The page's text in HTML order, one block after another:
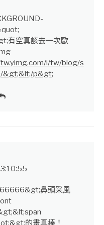
有空真該去一次歐
i/tw/blog/s
&gt;&lt;/p&gt;
鼻頭采風